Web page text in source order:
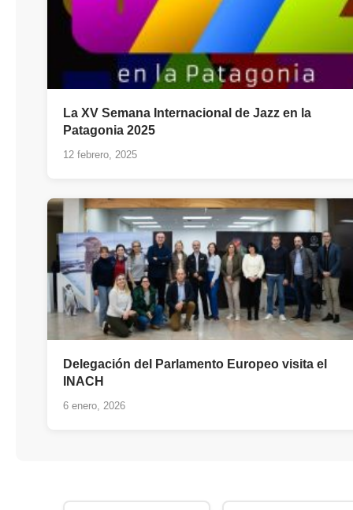
La XV Semana Internacional de Jazz en la
Patagonia 2025
12 febrero, 2025
Delegación del Parlamento Europeo visita el
INACH
6 enero, 2026